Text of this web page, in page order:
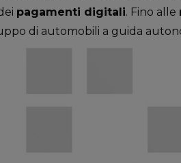
pagamenti digitali. Fino alle
di automobili a guida